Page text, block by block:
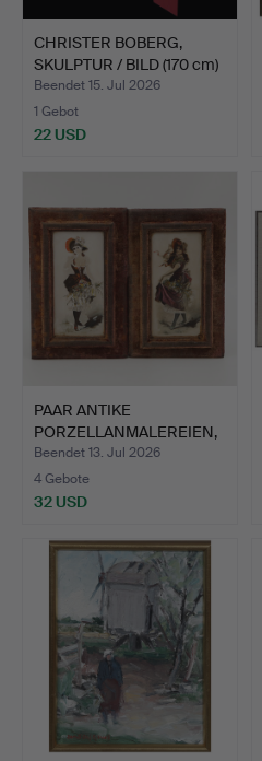
CHRISTER BOBERG,
SKULPTUR / BILD (170 cm)
…
Beendet 15. Jul 2026
1 Gebot
22 USD
PAAR ANTIKE
PORZELLANMALEREIEN,
MOTIV VON …
Beendet 13. Jul 2026
4 Gebote
32 USD